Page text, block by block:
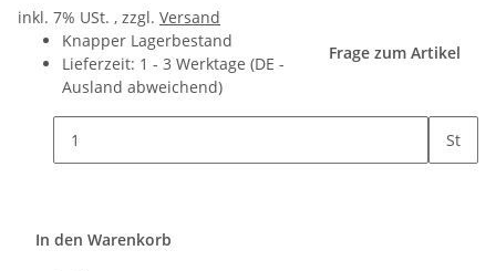
inkl. 7% USt. , zzgl. Versand
Knapper Lagerbestand
Lieferzeit: 1 - 3 Werktage (DE -
Ausland abweichend)
Frage zum Artikel
St
In den Warenkorb